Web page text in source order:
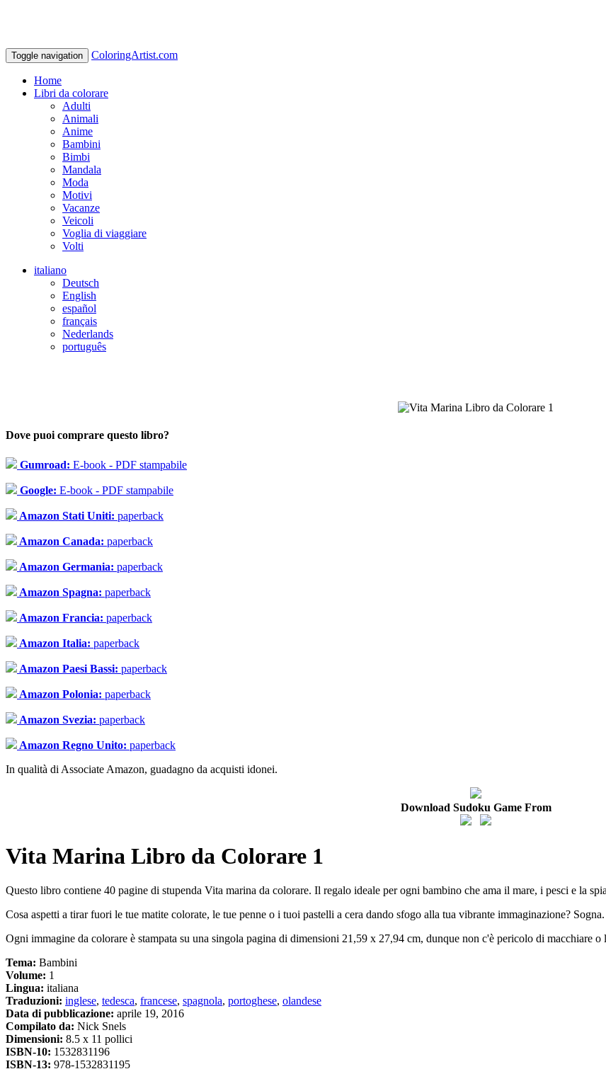
Toggle navigation ColoringArtist.com
Home
Libri da colorare
Adulti
Animali
Anime
Bambini
Bimbi
Mandala
Moda
Motivi
Vacanze
Veicoli
Voglia di viaggiare
Volti
italiano
Deutsch
English
español
français
Nederlands
português
Dove puoi comprare questo libro?
Gumroad: E-book - PDF stampabile
Google: E-book - PDF stampabile
Amazon Stati Uniti: paperback
Amazon Canada: paperback
Amazon Germania: paperback
Amazon Spagna: paperback
Amazon Francia: paperback
Amazon Italia: paperback
Amazon Paesi Bassi: paperback
Amazon Polonia: paperback
Amazon Svezia: paperback
Amazon Regno Unito: paperback
In qualità di Associate Amazon, guadagno da acquisti idonei.
Download Sudoku Game From
Vita Marina Libro da Colorare 1
Questo libro contiene 40 pagine di stupenda Vita marina da colorare. Il regalo ideale per ogni bambino che ama il mare, i pesci e la
Cosa aspetti a tirar fuori le tue matite colorate, le tue penne o i tuoi pastelli a cera dando sfogo alla tua vibrante immaginazione?
Ogni immagine da colorare è stampata su una singola pagina di dimensioni 21,59 x 27,94 cm, dunque non c'è pericolo di macchiare o
Tema: Bambini
Volume: 1
Lingua: italiana
Traduzioni: inglese, tedesca, francese, spagnola, portoghese, olandese
Data di pubblicazione: aprile 19, 2016
Compilato da: Nick Snels
Dimensioni: 8.5 x 11 pollici
ISBN-10: 1532831196
ISBN-13: 978-1532831195